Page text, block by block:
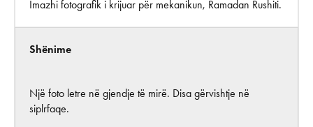
Imazhi fotografik i krijuar për mekanikun, Ramadan Rushiti.
Shënime
Një foto letre në gjendje të mirë. Disa gërvishtje në
siplrfaqe.